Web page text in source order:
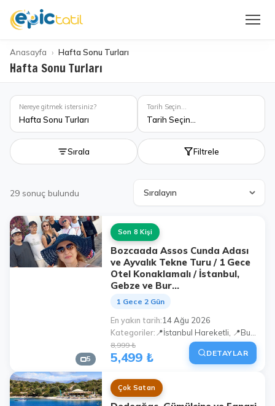
Anasayfa Hafta Sonu Turları
Hafta Sonu Turları
Nereye gitmek istersiniz?
Hafta Sonu Turları
Tarih Seçin...
Tarih Seçin...
Sırala Filtrele
29 sonuç bulundu
5
Son 8 Kişi
Bozcaada Assos Cunda Adası
ve Ayvalık Tekne Turu / 1 Gece
Otel Konaklamalı / İstanbul,
Gebze ve Bur...
1 Gece 2 Gün
En yakın tarih 14 Ağu 2026
Kategoriler
8,999 ₺
5,499 ₺ DETAYLAR
Çok Satan